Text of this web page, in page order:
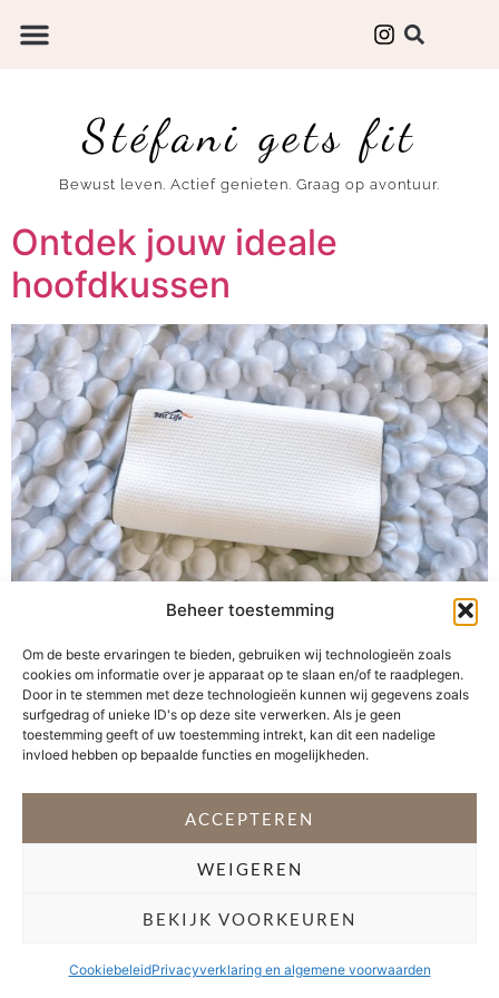
Beheer toestemming
Om de beste ervaringen te bieden, gebruiken wij technologieën zoals
cookies om informatie over je apparaat op te slaan en/of te raadplegen.
Door in te stemmen met deze technologieën kunnen wij gegevens zoals
surfgedrag of unieke ID's op deze site verwerken. Als je geen
toestemming geeft of uw toestemming intrekt, kan dit een nadelige
invloed hebben op bepaalde functies en mogelijkheden.
ACCEPTEREN
WEIGEREN
BEKIJK VOORKEUREN
CookiebeleidPrivacyverklaring en algemene voorwaarden
Stéfani gets fit
Bewust leven. Actief genieten. Graag op avontuur.
Ontdek jouw ideale
hoofdkussen
Kom je moeilijk in slaap of lig je ’s nachts wakker? Je
bent niet de enige. Maar liefst één op de vijf mensen
heeft een slaapprobleem. Beste heftig als je je bedenkt
dat de impact van te weinig slaap en geen goede
nachtrust verwoestend is. Slecht slapen belemmert je in
VOLG @STEFANI_GETSFIT